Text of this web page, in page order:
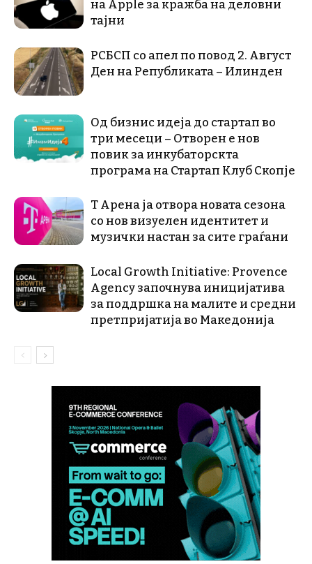
на Apple за кражба на деловни
тајни
РСБСП со апел по повод 2. Август
Ден на Републиката – Илинден
Од бизнис идеја до стартап во
три месеци – Отворен е нов
повик за инкубаторскта
програма на Стартап Клуб Скопје
Т Арена ја отвора новата сезона
со нов визуелен идентитет и
музички настан за сите граѓани
Local Growth Initiative: Provence
Agency започнува иницијатива
за поддршка на малите и средни
претпријатија во Македонија